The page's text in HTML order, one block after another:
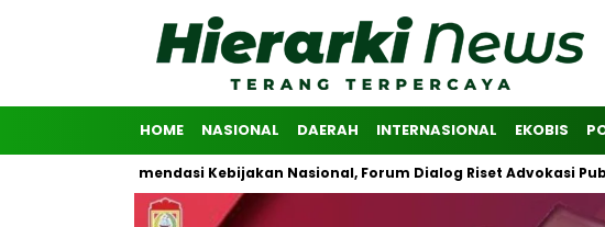
HOME NASIONAL DAERAH INTERNASIONAL EKOBIS
Rekomendasi Kebijakan Nasional, Forum Dialog Riset Advokasi Publik